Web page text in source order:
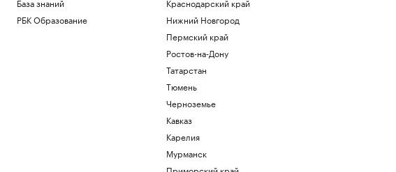
РБК Образование
Нижний Новгород
Пермский край
Ростов-на-Дону
Татарстан
Тюмень
Черноземье
Кавказ
Карелия
Мурманск